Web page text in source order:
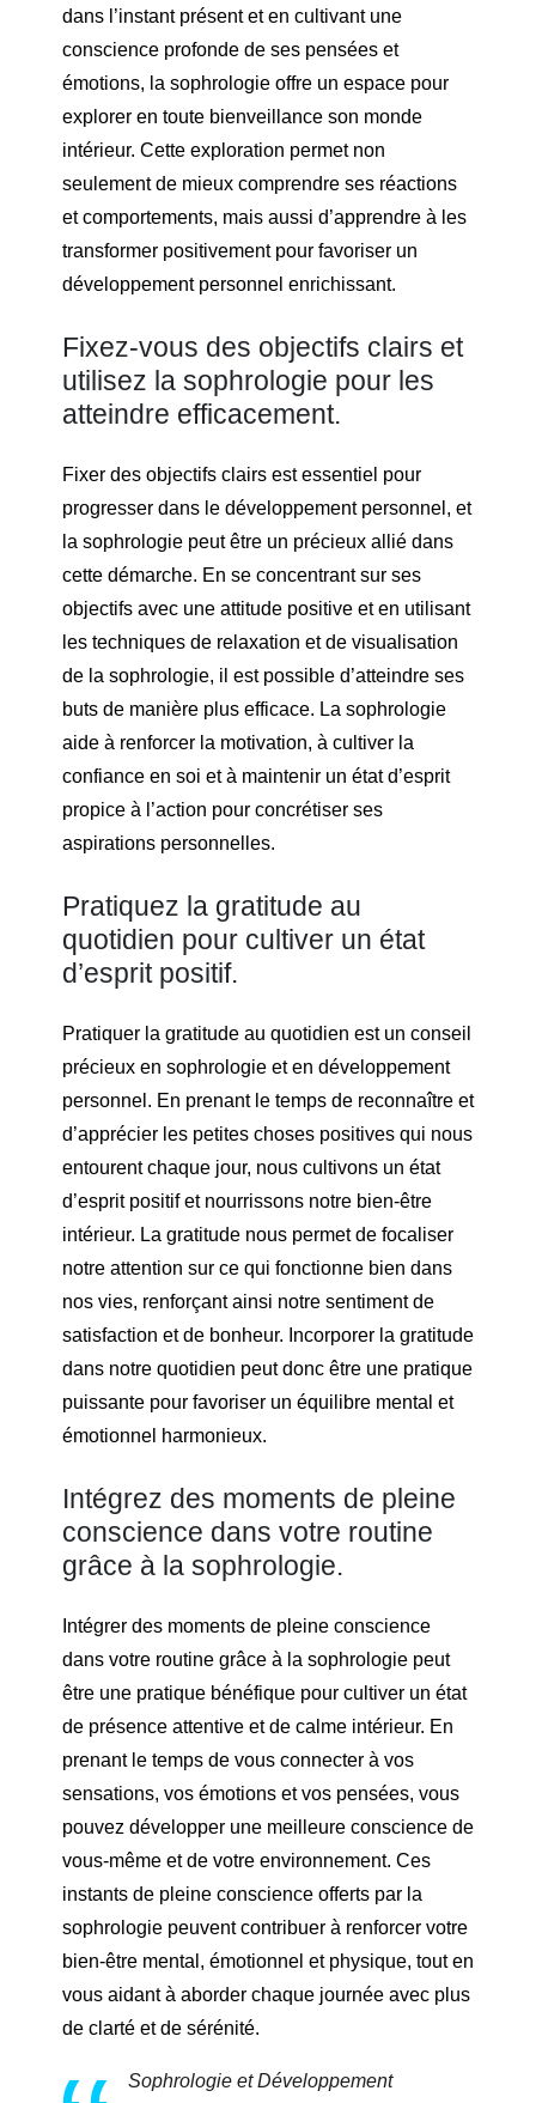
dans l’instant présent et en cultivant une
conscience profonde de ses pensées et
émotions, la sophrologie offre un espace pour
explorer en toute bienveillance son monde
intérieur. Cette exploration permet non
seulement de mieux comprendre ses réactions
et comportements, mais aussi d’apprendre à les
transformer positivement pour favoriser un
développement personnel enrichissant.
Fixez-vous des objectifs clairs et
utilisez la sophrologie pour les
atteindre efficacement.
Fixer des objectifs clairs est essentiel pour
progresser dans le développement personnel, et
la sophrologie peut être un précieux allié dans
cette démarche. En se concentrant sur ses
objectifs avec une attitude positive et en utilisant
les techniques de relaxation et de visualisation
de la sophrologie, il est possible d’atteindre ses
buts de manière plus efficace. La sophrologie
aide à renforcer la motivation, à cultiver la
confiance en soi et à maintenir un état d’esprit
propice à l’action pour concrétiser ses
aspirations personnelles.
Pratiquez la gratitude au
quotidien pour cultiver un état
d’esprit positif.
Pratiquer la gratitude au quotidien est un conseil
précieux en sophrologie et en développement
personnel. En prenant le temps de reconnaître et
d’apprécier les petites choses positives qui nous
entourent chaque jour, nous cultivons un état
d’esprit positif et nourrissons notre bien-être
intérieur. La gratitude nous permet de focaliser
notre attention sur ce qui fonctionne bien dans
nos vies, renforçant ainsi notre sentiment de
satisfaction et de bonheur. Incorporer la gratitude
dans notre quotidien peut donc être une pratique
puissante pour favoriser un équilibre mental et
émotionnel harmonieux.
Intégrez des moments de pleine
conscience dans votre routine
grâce à la sophrologie.
Intégrer des moments de pleine conscience
dans votre routine grâce à la sophrologie peut
être une pratique bénéfique pour cultiver un état
de présence attentive et de calme intérieur. En
prenant le temps de vous connecter à vos
sensations, vos émotions et vos pensées, vous
pouvez développer une meilleure conscience de
vous-même et de votre environnement. Ces
instants de pleine conscience offerts par la
sophrologie peuvent contribuer à renforcer votre
bien-être mental, émotionnel et physique, tout en
vous aidant à aborder chaque journée avec plus
de clarté et de sérénité.
Sophrologie et Développement